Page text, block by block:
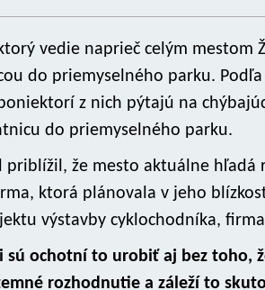
vedie naprieč celým mestom
do priemyselného parku.
z nich pýtajú na
do priemyselného parku.
priblížil, že mesto aktuálne
ktorá plánovala v jeho
výstavby cyklochodníka,
ochotní to urobiť aj bez toho,
rozhodnutie a záleží to